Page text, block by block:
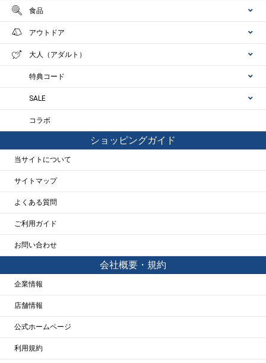
食品
アウトドア
大人（アダルト）
特典コード
SALE
コラボ
ショッピングガイド
当サイトについて
サイトマップ
よくある質問
ご利用ガイド
お問い合わせ
会社概要・規約
企業情報
店舗情報
公式ホームページ
利用規約